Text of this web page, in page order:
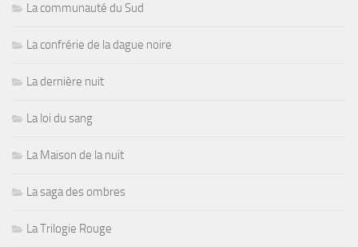
La communauté du Sud
La confrérie de la dague noire
La dernière nuit
La loi du sang
La Maison de la nuit
La saga des ombres
La Trilogie Rouge